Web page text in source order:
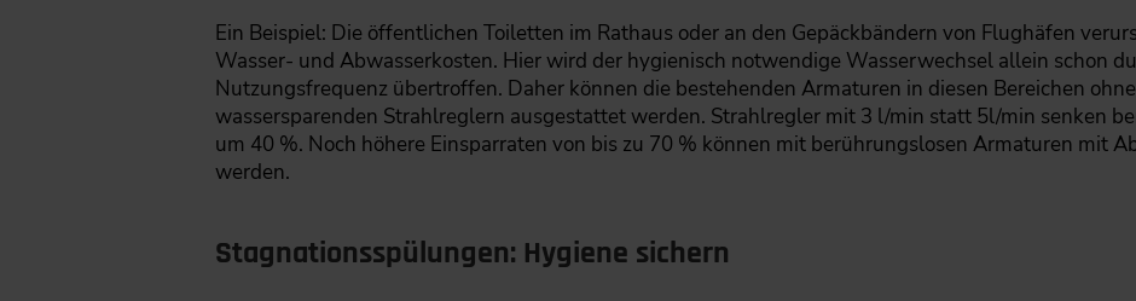
Ein Beispiel: Die öffentlichen Toiletten im Rathaus oder an den Gepäckbändern von Flughäfen
Wasser- und Abwasserkosten. Hier wird der hygienisch notwendige Wasserwechsel allein schon
Nutzungsfrequenz übertroffen. Daher können die bestehenden Armaturen in diesen Bereichen
wassersparenden Strahlreglern ausgestattet werden. Strahlregler mit 3 l/min statt 5l/min senken
um 40 %. Noch höhere Einsparraten von bis zu 70 % können mit berührungslosen Armaturen mit
werden.
Stagnationsspülungen: Hygiene sichern